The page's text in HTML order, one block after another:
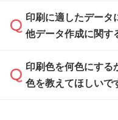
ご入稿後は経験豊
がないかチェック
刷に進みますので
入稿用のテンプレ
Illustratorや
方」をご確認くだ
印刷に適したデー
タッフが事前に確認
ムへ添付いただく
でお送りください。
印刷に適したデータ
他データ作成に関す
データ作成でお困
サポートいたしま
印刷色を何色にする
色を教えてほしいで